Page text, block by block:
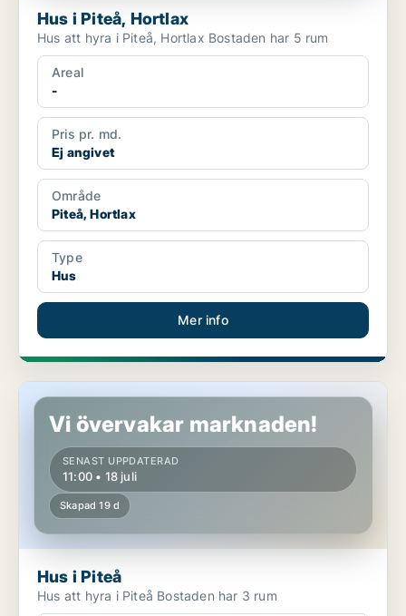
Hus i Piteå, Hortlax
Hus att hyra i Piteå, Hortlax Bostaden har 5 rum
Areal
-
Pris pr. md.
Ej angivet
Område
Piteå, Hortlax
Type
Hus
Mer info
Hus i Piteå
Vi övervakar marknaden!
SENAST UPPDATERAD
11:00 • 18 juli
Skapad 19 d
Hus i Piteå
Hus att hyra i Piteå Bostaden har 3 rum